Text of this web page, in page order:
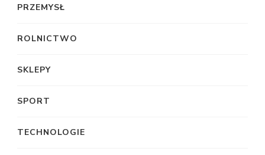
PRZEMYSŁ
ROLNICTWO
SKLEPY
SPORT
TECHNOLOGIE